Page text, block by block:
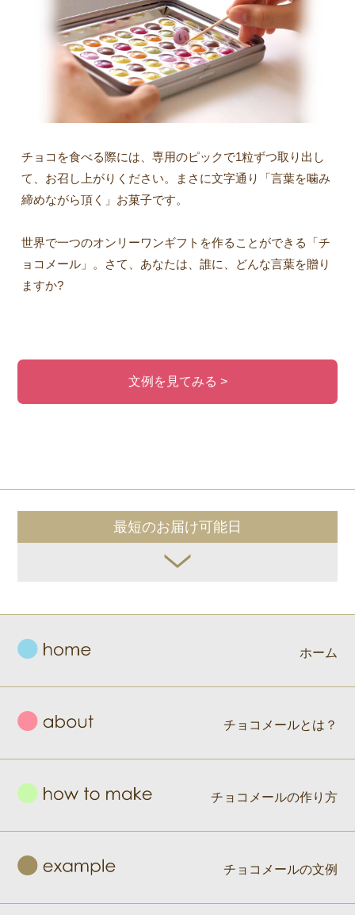
チョコを食べる際には、専用のピックで1粒ずつ取り出し
て、お召し上がりください。まさに文字通り「言葉を噛み
締めながら頂く」お菓子です。
世界で一つのオンリーワンギフトを作ることができる「チ
ョコメール」。さて、あなたは、誰に、どんな言葉を贈り
ますか?
文例を見てみる >
最短のお届け可能日
ホーム
チョコメールとは？
チョコメールの作り方
チョコメールの文例